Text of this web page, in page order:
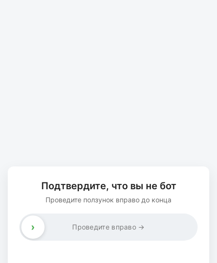
Подтвердите, что вы не бот
Проведите ползунок вправо до конца
Проведите вправо →
›